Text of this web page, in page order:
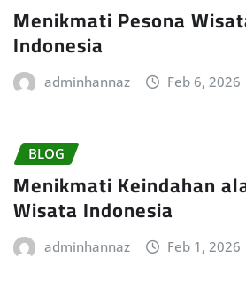
Menikmati Pesona
Indonesia
adminhannaz Feb 6, 2026
BLOG
Menikmati Keindahan
Wisata Indonesia
adminhannaz Feb 1, 2026